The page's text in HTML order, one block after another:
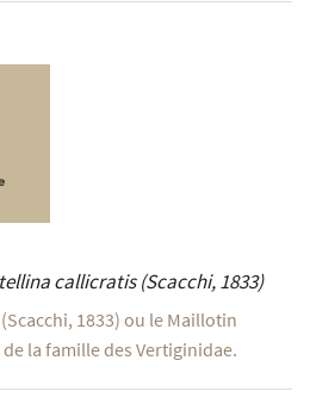
callicratis(Scacchi, 1833)
1833) ou le Maillotin
la famille des Vertiginidae.